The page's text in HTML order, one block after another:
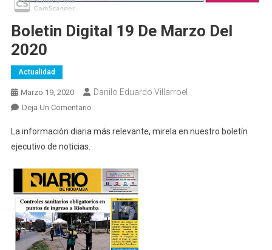
Boletin Digital 19 De Marzo Del
2020
Actualidad
Marzo 19, 2020 Danilo Eduardo Villarroel
Deja Un ComentarioEn
Digital
Marzo
Del
2020
La información diaria más relevante, mirela en nuestro boletín
ejecutivo de noticias.